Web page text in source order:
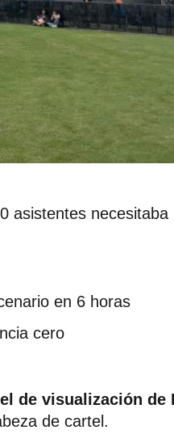
asistentes necesitaba
en 6 horas
cero
de visualización de
de cartel.